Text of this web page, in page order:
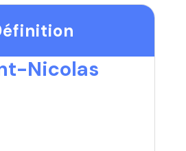
Nicolas